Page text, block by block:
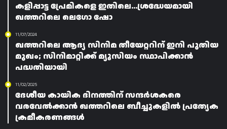
കളിപ്പാട്ട പ്രേമികളെ ഇതിലെ…ശ്രദ്ധേയമായി
ഖത്തറിലെ ലെഗോ ഷോ
11/07/2024
ഖത്തറിലെ ആദ്യ സിനിമ തീയേറ്ററിന് ഇനി പുതിയ
മുഖം; സിനിമാറ്റിക്ക് മ്യൂസിയം സ്ഥാപിക്കാൻ
പദ്ധതിയായി
11/02/2025
ദേശീയ കായിക ദിനത്തിന് സന്ദർശകരെ
വരവേൽക്കാൻ ഖത്തറിലെ ബീച്ചുകളിൽ പ്രത്യേക
ക്രമീകരണങ്ങൾ